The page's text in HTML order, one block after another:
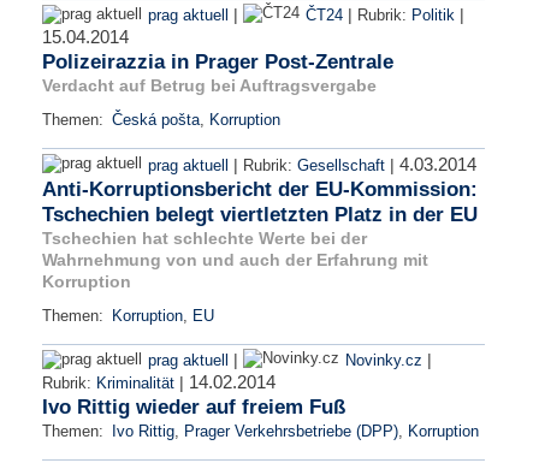
prag aktuell | ČT24 | Rubrik: Politik |
15.04.2014
Polizeirazzia in Prager Post-Zentrale
Verdacht auf Betrug bei Auftragsvergabe
Themen: Česká pošta Korruption
prag aktuell | Rubrik: Gesellschaft | 4.03.2014
Anti-Korruptionsbericht der EU-Kommission:
Tschechien belegt viertletzten Platz in der EU
Tschechien hat schlechte Werte bei der
Wahrnehmung von und auch der Erfahrung mit
Korruption
Themen: Korruption EU
prag aktuell | Novinky.cz |
Rubrik: Kriminalität | 14.02.2014
Ivo Rittig wieder auf freiem Fuß
Themen: Ivo Rittig Prager Verkehrsbetriebe (DPP) Korruption